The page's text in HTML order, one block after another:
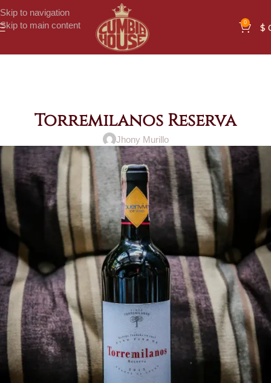
Skip to navigation
Skip to main content
0 $
Torremilanos Reserva
Jhony Murillo